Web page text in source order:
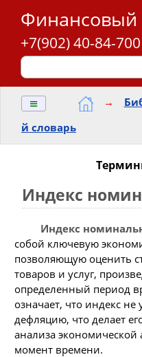
Финансовый
+7(902) 40-84-700
≡ →
й словарь
Индекс
Индекс
собой ключевую
позволяющую оценить
товаров и услуг,
определенный период
означает, что индекс
дефляцию, что делает
анализа
момент времени.